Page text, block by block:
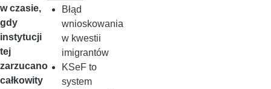
w czasie,
gdy
instytucji
tej
zarzucano
całkowity
Błąd
wnioskowania
w kwestii
imigrantów
KSeF to
system